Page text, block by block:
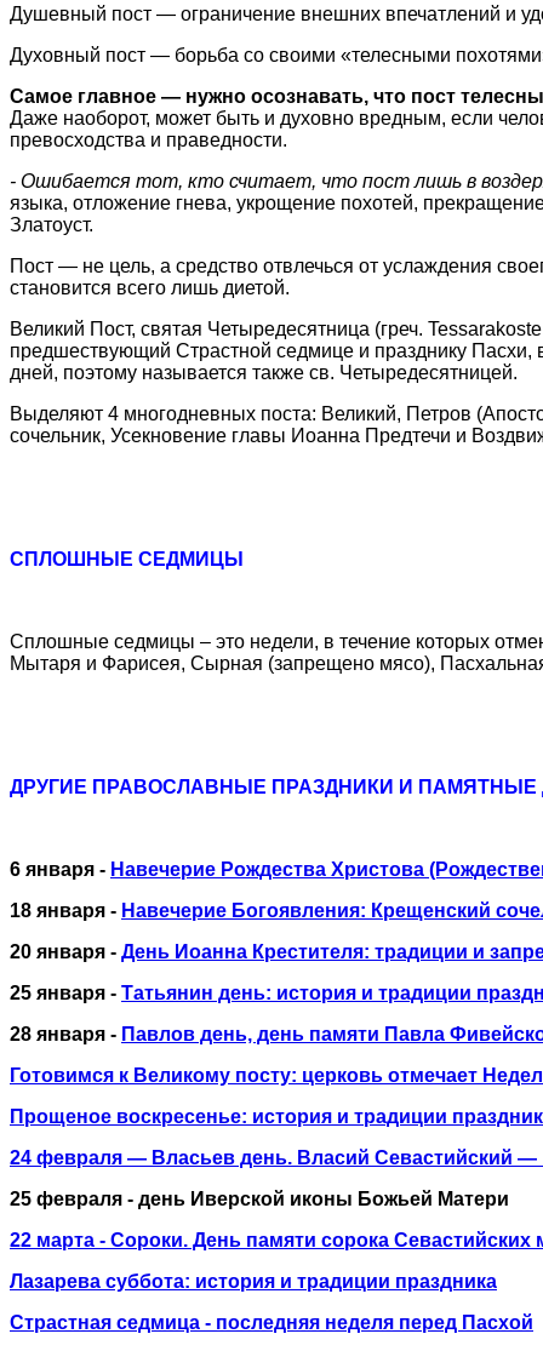
Душевный пост — ограничение внешних впечатлений и
Духовный пост — борьба со своими «телесными
Самое главное — нужно осознавать, что пост
Даже наоборот, может быть и духовно вредным, если
превосходства и праведности.
- Ошибается тот, кто считает, что пост лишь в
языка, отложение гнева, укрощение похотей,
Златоуст.
Пост — не цель, а средство отвлечься от услаждения
становится всего лишь диетой.
Великий Пост, святая Четыредесятница (греч.
предшествующий Страстной седмице и празднику
дней, поэтому называется также св. Четыредесятницей.
Выделяют 4 многодневных поста: Великий, Петров
сочельник, Усекновение главы Иоанна Предтечи и
СПЛОШНЫЕ СЕДМИЦЫ
Сплошные седмицы – это недели, в течение которых
Мытаря и Фарисея, Сырная (запрещено мясо),
ДРУГИЕ ПРАВОСЛАВНЫЕ ПРАЗДНИКИ И ПАМЯТНЫЕ
6 января - Навечерие Рождества Христова
18 января - Навечерие Богоявления: Крещенский
20 января - День Иоанна Крестителя: традиции и
25 января - Татьянин день: история и традиции
28 января - Павлов день, день памяти Павла
Готовимся к Великому посту: церковь отмечает
Прощеное воскресенье: история и традиции
24 февраля — Власьев день. Власий Севастийский —
25 февраля - день Иверской иконы Божьей Матери
22 марта - Сороки. День памяти сорока Севастийских
Лазарева суббота: история и традиции праздника
Страстная седмица - последняя неделя перед Пасхой